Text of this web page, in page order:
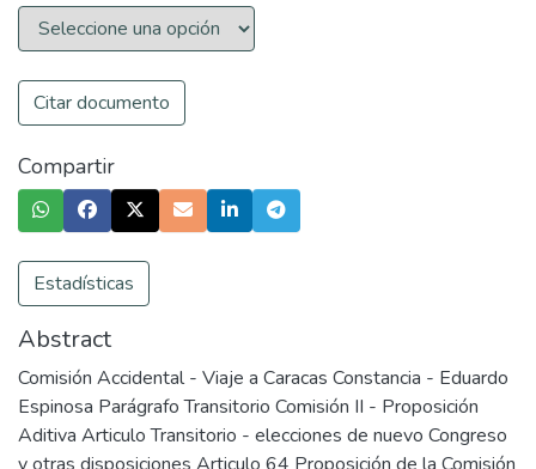
Citar documento
Compartir
Estadísticas
Abstract
Comisión Accidental - Viaje a Caracas Constancia - Eduardo
Espinosa Parágrafo Transitorio Comisión II - Proposición
Aditiva Articulo Transitorio - elecciones de nuevo Congreso